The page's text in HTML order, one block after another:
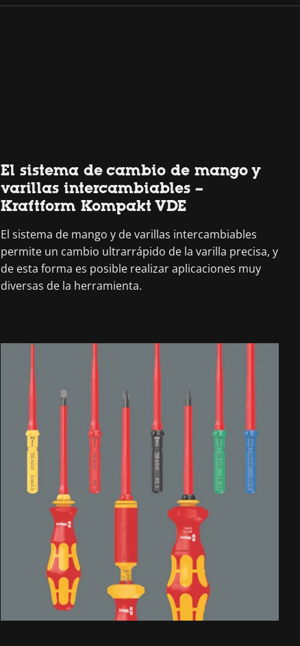
El sistema de cambio de mango y
varillas intercambiables –
Kraftform Kompakt VDE
El sistema de mango y de varillas intercambiables
permite un cambio ultrarrápido de la varilla precisa, y
de esta forma es posible realizar aplicaciones muy
diversas de la herramienta.